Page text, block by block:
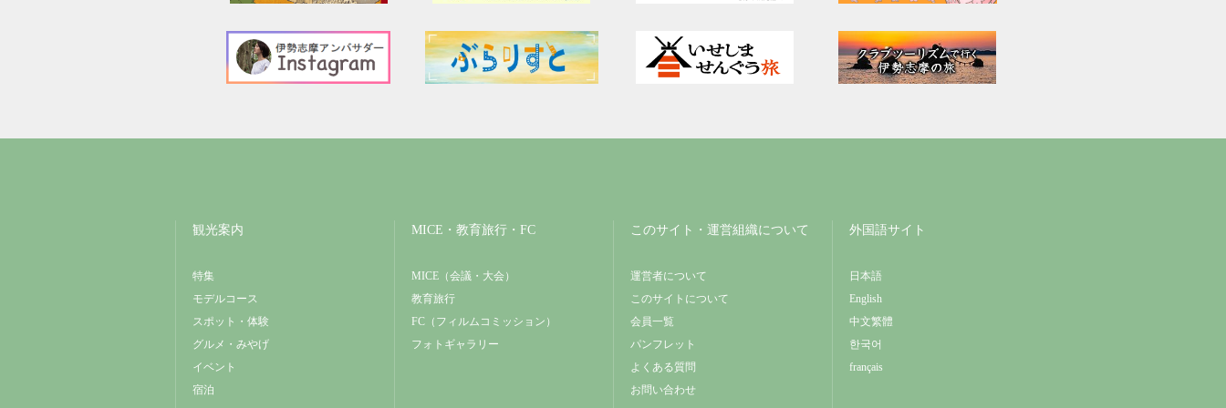
観光案内
特集
モデルコース
スポット・体験
グルメ・みやげ
イベント
宿泊
MICE・教育旅行・FC
MICE（会議・大会）
教育旅行
FC（フィルムコミッション）
フォトギャラリー
このサイト・運営組織について
運営者について
このサイトについて
会員一覧
パンフレット
よくある質問
お問い合わせ
外国語サイト
日本語
English
中文繁體
한국어
français